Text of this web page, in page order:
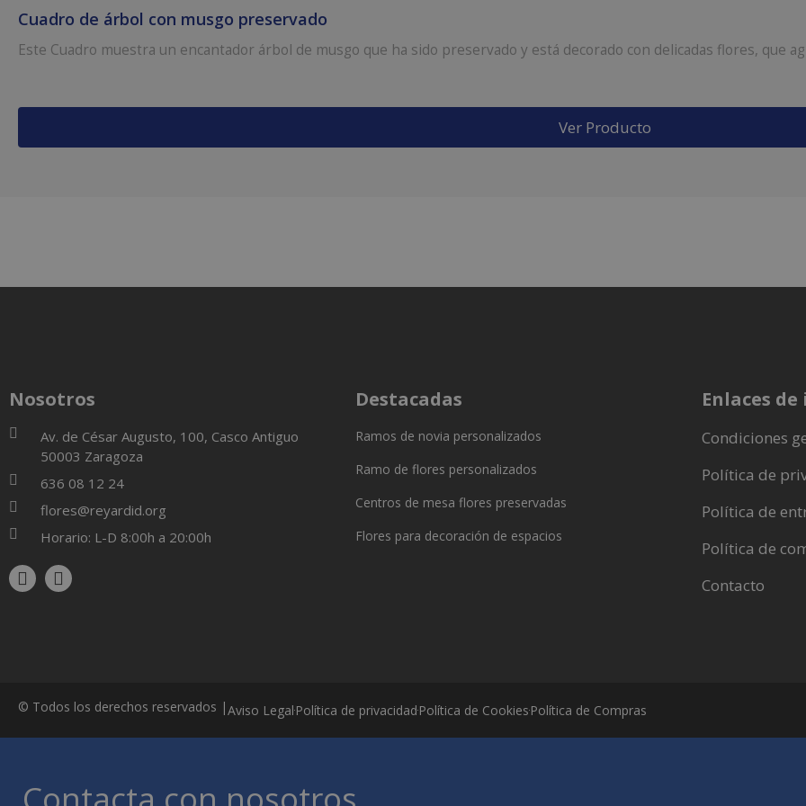
Cuadro de árbol con musgo preservado
Este Cuadro muestra un encantador árbol de musgo que ha sido preservado y está decorado con delicadas flores, que
Ver Producto
Nosotros
Av. de César Augusto, 100, Casco Antiguo
50003 Zaragoza
636 08 12 24
flores@reyardid.org
Horario: L-D 8:00h a 20:00h
Destacadas
Ramos de novia personalizados
Ramo de flores personalizados
Centros de mesa flores preservadas
Flores para decoración de espacios
Enlaces
Condiciones
Política de
Política de
Política de
Contacto
© Todos los derechos reservados |Aviso Legal Política de privacidad Política de Cookies Política de Compras